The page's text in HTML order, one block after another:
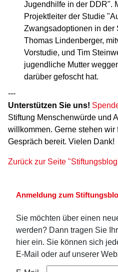
Jugendhilfe in der DDR".
Projektleiter der Studie
Zwangsadoptionen in der
Thomas Lindenberger,
Vorstudie, und Tim
jugendliche Mutter
darüber gefoscht hat.
---
Unterstützen Sie uns!
Stiftung Menschenwürde und
willkommen. Gerne stehen wir
Gespräch bereit. Vielen Dank!
Zurück zur Seite
Anmeldung zum
Sie möchten über einen
werden? Dann tragen Sie
hier ein. Sie können sich
E-Mail oder auf unserer